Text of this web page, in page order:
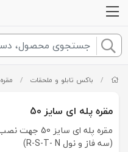
/ باکس تابلو و ملحقات / مقره
مقره پله ای سایز 50
(سه فاز و نول R-S-T- N)